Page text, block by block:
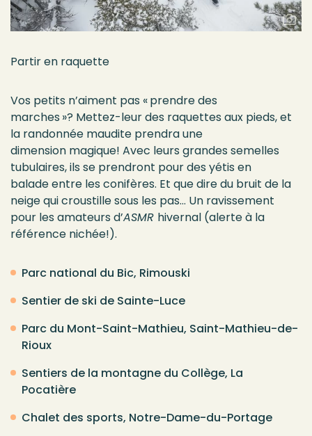
Partir en raquette
Vos petits n’aiment pas «prendredes
marches »? Mettez-leur des raquettes aux pieds, et
la randonnée maudite prendraune
dimension magique! Avec leurs grandes semelles
tubulaires,ils se prendront pour des yétis en
baladeentre les conifères. Et que dire du bruit de la
neige qui croustillesous les pas… Un ravissement
pour les amateurs d’ASMR hivernal (alerte à la
référence nichée!).
Parc national du Bic, Rimouski
Sentier de ski de Sainte-Luce
Parc du Mont-Saint-Mathieu, Saint-Mathieu-de-
Rioux
Sentiers de la montagne du Collège, La
Pocatière
Chalet des sports, Notre-Dame-du-Portage